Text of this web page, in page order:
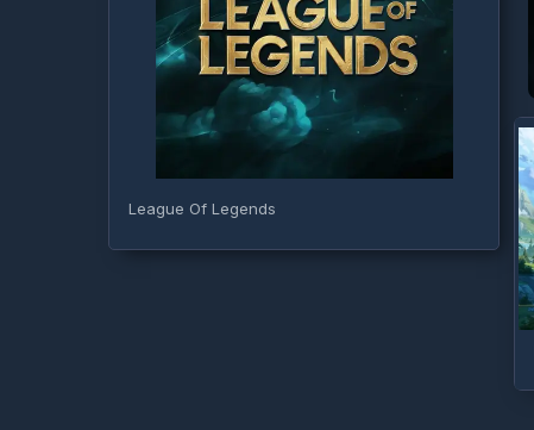
League Of Legends